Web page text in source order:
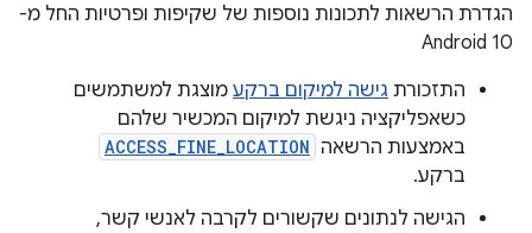
הגדרת הרשאות לתכונות נוספות של שקיפות ופרטיות החל מ-
Android 10
התזכורת גישה למיקום ברקע מוצגת למשתמשים
כשאפליקציה ניגשת למיקום המכשיר שלהם
באמצעות הרשאה ACCESS_FINE_LOCATION
ברקע.
הגישה לנתונים שקשורים לקרבה לאנשי קשר,